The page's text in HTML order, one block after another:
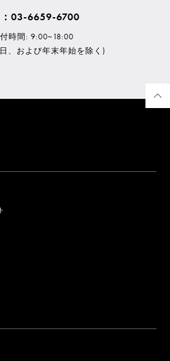
：03-6659-6700
時間: 9:00~18:00
、および年末年始を除く)